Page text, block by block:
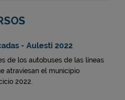
- Aulesti 2022
de los autobuses de las líneas
atraviesan el municipio
2022.